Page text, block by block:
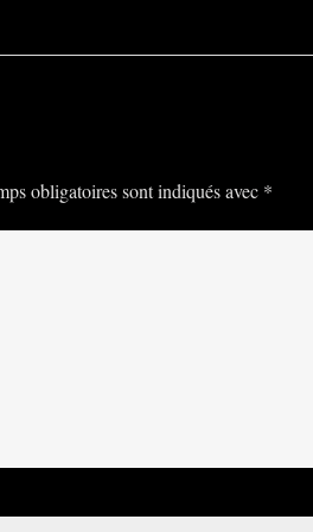
obligatoires sont indiqués avec *